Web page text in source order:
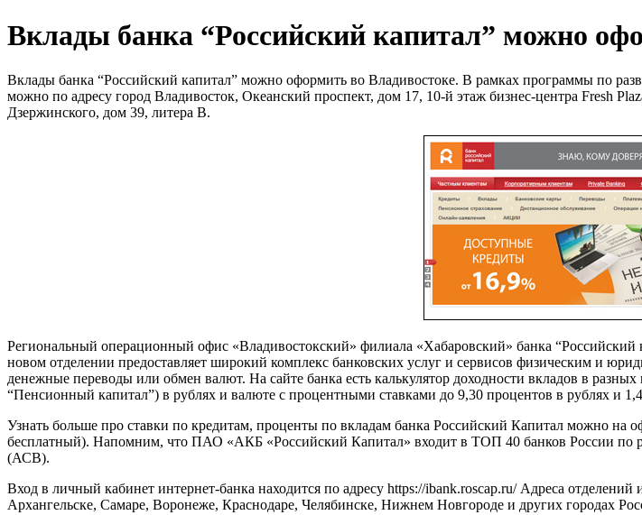
Вклады банка “Российский капитал” можно
Вклады банка “Российский капитал” можно оформить во Владивостоке. В рамках программы по
можно по адресу город Владивосток, Океанский проспект, дом 17, 10-й этаж бизнес-центра Fresh
Дзержинского, дом 39, литера В.
Региональный операционный офис «Владивостокский» филиала «Хабаровский» банка “Российский
новом отделении предоставляет широкий комплекс банковских услуг и сервисов физическим и
денежные переводы или обмен валют. На сайте банка есть калькулятор доходности вкладов в
“Пенсионный капитал”) в рублях и валюте с процентными ставками до 9,30 процентов в рублях и
Узнать больше про ставки по кредитам, проценты по вкладам банка Российский Капитал можно на
бесплатный). Напомним, что ПАО «АКБ «Российский Капитал» входит в ТОП 40 банков России по
(АСВ).
Вход в личный кабинет интернет-банка находится по адресу https://ibank.roscap.ru/ Адреса
Архангельске, Самаре, Воронеже, Краснодаре, Челябинске, Нижнем Новгороде и других городах